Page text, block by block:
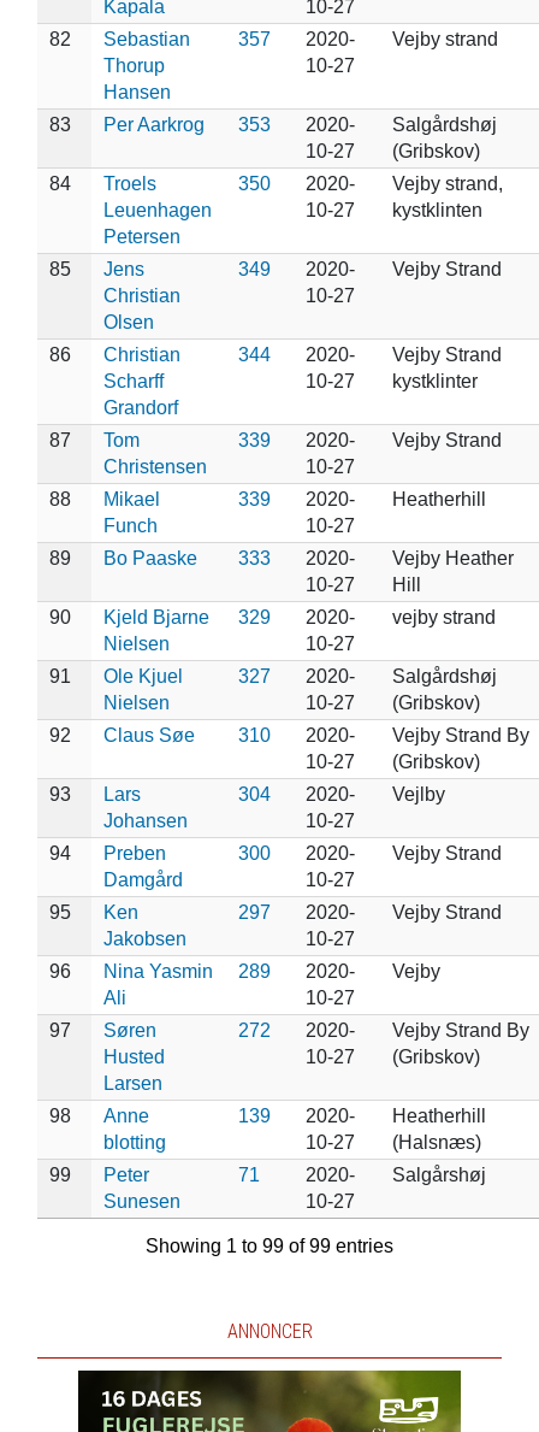
Kapala
10-27
82
Sebastian
Thorup
Hansen
357
2020-
10-27
Vejby strand
83 Per Aarkrog 353
2020-
10-27
Salgårdshøj
(Gribskov)
84
Troels
Leuenhagen
Petersen
350
2020-
10-27
Vejby strand,
kystklinten
85
Jens
Christian
Olsen
349
2020-
10-27
Vejby Strand
86
Christian
Scharff
Grandorf
344
2020-
10-27
Vejby Strand
kystklinter
87
Tom
Christensen
339
2020-
10-27
Vejby Strand
88
Mikael
Funch
339
2020-
10-27
Heatherhill
89 Bo Paaske 333
2020-
10-27
Vejby Heather
Hill
90
Kjeld Bjarne
Nielsen
329
2020-
10-27
vejby strand
91
Ole Kjuel
Nielsen
327
2020-
10-27
Salgårdshøj
(Gribskov)
92
Claus Søe 310
2020-
10-27
Vejby Strand By
(Gribskov)
93
Lars
Johansen
304
2020-
10-27
Vejlby
94
Preben
Damgård
300
2020-
10-27
Vejby Strand
95
Ken
Jakobsen
297
2020-
10-27
Vejby Strand
96
Nina Yasmin
Ali
289
2020-
10-27
Vejby
97
Søren
Husted
Larsen
272
2020-
10-27
Vejby Strand By
(Gribskov)
98
Anne
blotting
139
2020-
10-27
Heatherhill
(Halsnæs)
99
Peter
Sunesen
71
2020-
10-27
Salgårshøj
Showing 1 to 99 of 99 entries
ANNONCER